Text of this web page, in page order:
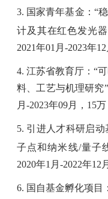
3. 国家青年基金： “
计及其在红色发光
2021年01 月 -2023年12
4. 江苏省教育厅：“
料、工艺与机理研究”
月 -2023年09月， 15万
5. 引进人才科研启动
子点和纳米线/量子
2020年1 月 -2022年12
6. 国自基金孵化项目